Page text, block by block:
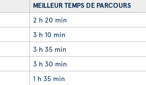
MEILLEUR TEMPS DE PARCOURS
2 h 20 min
3 h 10 min
3 h 35 min
3 h 30 min
1 h 35 min